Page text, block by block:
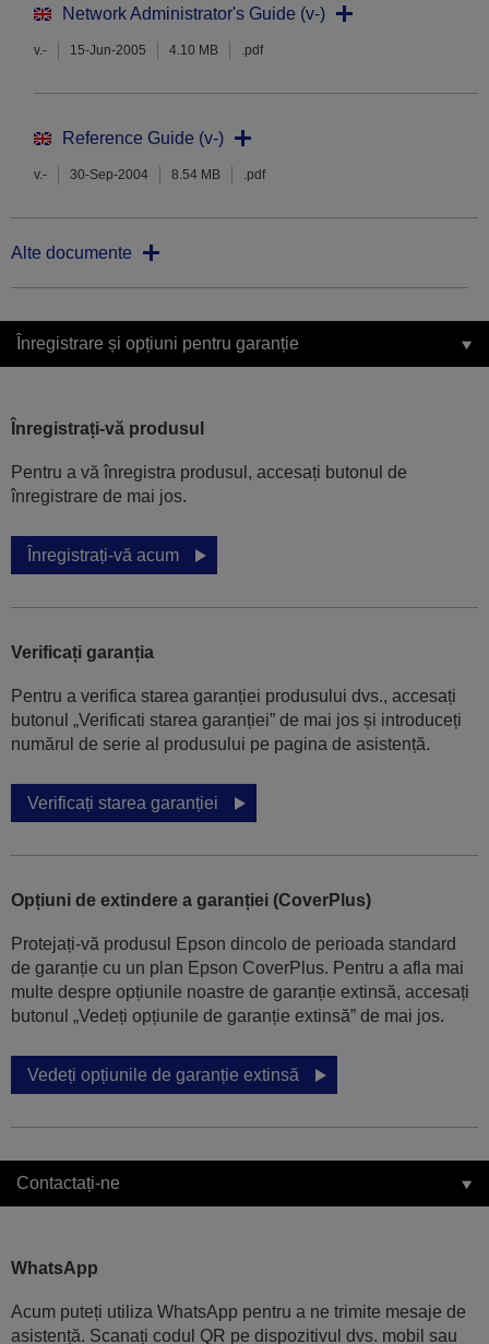
Network Administrator's Guide (v-)
v.- 15-Jun-2005 4.10 MB .pdf
Reference Guide (v-)
v.- 30-Sep-2004 8.54 MB .pdf
Alte documente
Înregistrare și opțiuni pentru garanție
Înregistrați-vă produsul
Pentru a vă înregistra produsul, accesați butonul de
înregistrare de mai jos.
Înregistrați-vă acum
Verificați garanția
Pentru a verifica starea garanției produsului dvs., accesați
butonul „Verificati starea garanției” de mai jos și introduceți
numărul de serie al produsului pe pagina de asistență.
Verificați starea garanției
Opțiuni de extindere a garanției (CoverPlus)
Protejați-vă produsul Epson dincolo de perioada standard
de garanție cu un plan Epson CoverPlus. Pentru a afla mai
multe despre opțiunile noastre de garanție extinsă, accesați
butonul „Vedeți opțiunile de garanție extinsă” de mai jos.
Vedeți opțiunile de garanție extinsă
Contactați-ne
WhatsApp
Acum puteți utiliza WhatsApp pentru a ne trimite mesaje de
asistență. Scanați codul QR pe dispozitivul dvs. mobil sau